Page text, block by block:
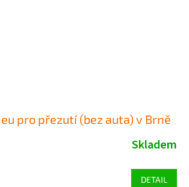
pro přezutí (bez auta) v Brně
Skladem
DETAIL